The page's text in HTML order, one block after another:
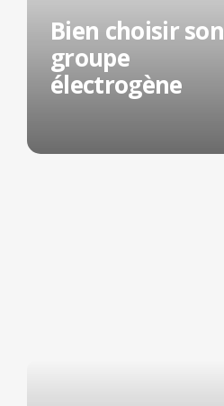
Bien choisir son
groupe
électrogène